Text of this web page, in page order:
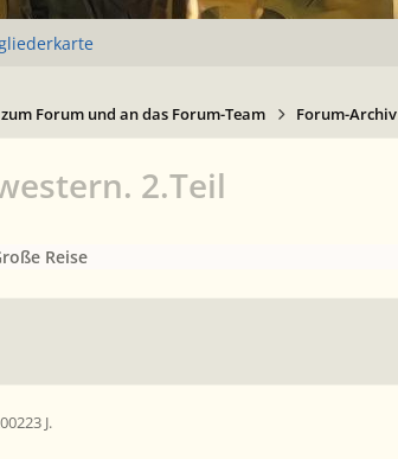
Forum und an das Forum-Team Forum-Archiv
2.Teil
Reise
23 J.